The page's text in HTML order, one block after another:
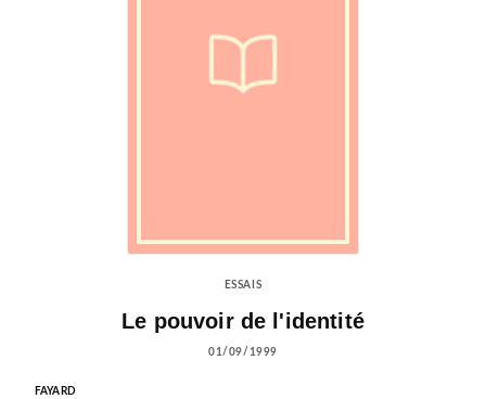
ESSAIS
Le pouvoir de l'identité
01/09/1999
FAYARD